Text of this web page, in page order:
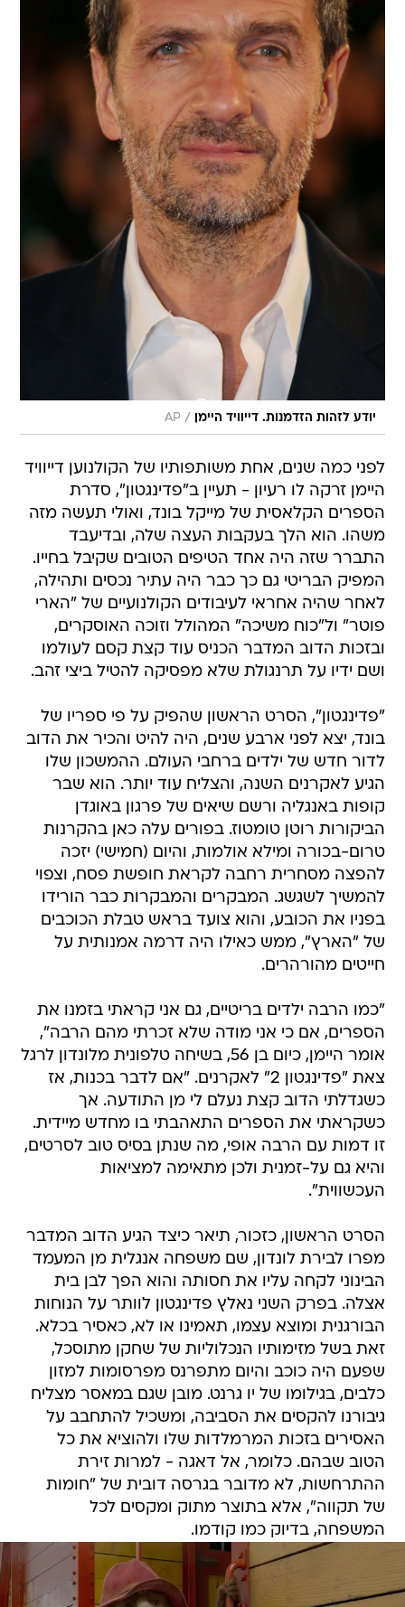
יודע לזהות הזדמנות. דייוויד היימן /
AP
לפני כמה שנים, אחת משותפותיו של הקולנוען דייוויד
היימן זרקה לו רעיון - תעיין ב"פדינגטון", סדרת
הספרים הקלאסית של מייקל בונד, ואולי תעשה מזה
משהו. הוא הלך בעקבות העצה שלה, ובדיעבד
התברר שזה היה אחד הטיפים הטובים שקיבל בחייו.
המפיק הבריטי גם כך כבר היה עתיר נכסים ותהילה,
לאחר שהיה אחראי לעיבודים הקולנועיים של "הארי
פוטר" ול"כוח משיכה" המהולל וזוכה האוסקרים,
ובזכות הדוב המדבר הכניס עוד קצת קסם לעולמו
ושם ידיו על תרנגולת שלא מפסיקה להטיל ביצי זהב.
"פדינגטון", הסרט הראשון שהפיק על פי ספריו של
בונד, יצא לפני ארבע שנים, היה להיט והכיר את הדוב
לדור חדש של ילדים ברחבי העולם. ההמשכון שלו
הגיע לאקרנים השנה, והצליח עוד יותר. הוא שבר
קופות באנגליה ורשם שיאים של פרגון באוגדן
הביקורות רוטן טומטוז. בפורים עלה כאן בהקרנות
טרום-בכורה ומילא אולמות, והיום (חמישי) יזכה
להפצה מסחרית רחבה לקראת חופשת פסח, וצפוי
להמשיך לשגשג. המבקרים והמבקרות כבר הורידו
בפניו את הכובע, והוא צועד בראש טבלת הכוכבים
של "הארץ", ממש כאילו היה דרמה אמנותית על
חייטים מהורהרים.
"כמו הרבה ילדים בריטיים, גם אני קראתי בזמנו את
הספרים, אם כי אני מודה שלא זכרתי מהם הרבה",
אומר היימן, כיום בן 56, בשיחה טלפונית מלונדון לרגל
צאת "פדינגטון 2" לאקרנים. "אם לדבר בכנות, אז
כשגדלתי הדוב קצת נעלם לי מן התודעה. אך
כשקראתי את הספרים התאהבתי בו מחדש מיידית.
זו דמות עם הרבה אופי, מה שנתן בסיס טוב לסרטים,
והיא גם על-זמנית ולכן מתאימה למציאות
העכשווית".
הסרט הראשון, כזכור, תיאר כיצד הגיע הדוב המדבר
מפרו לבירת לונדון, שם משפחה אנגלית מן המעמד
הבינוני לקחה עליו את חסותה והוא הפך לבן בית
אצלה. בפרק השני נאלץ פדינגטון לוותר על הנוחות
הבורגנית ומוצא עצמו, תאמינו או לא, כאסיר בכלא.
זאת בשל מזימותיו הנכלוליות של שחקן מתוסכל,
שפעם היה כוכב והיום מתפרנס מפרסומות למזון
כלבים, בגילומו של יו גרנט. מובן שגם במאסר מצליח
גיבורנו להקסים את הסביבה, ומשכיל להתחבב על
האסירים בזכות המרמלדות שלו ולהוציא את כל
הטוב שבהם. כלומר, אל דאגה - למרות זירת
ההתרחשות, לא מדובר בגרסה דובית של "חומות
של תקווה", אלא בתוצר מתוק ומקסים לכל
המשפחה, בדיוק כמו קודמו.